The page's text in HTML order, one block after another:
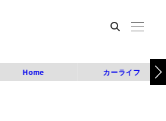
Home カーライフ